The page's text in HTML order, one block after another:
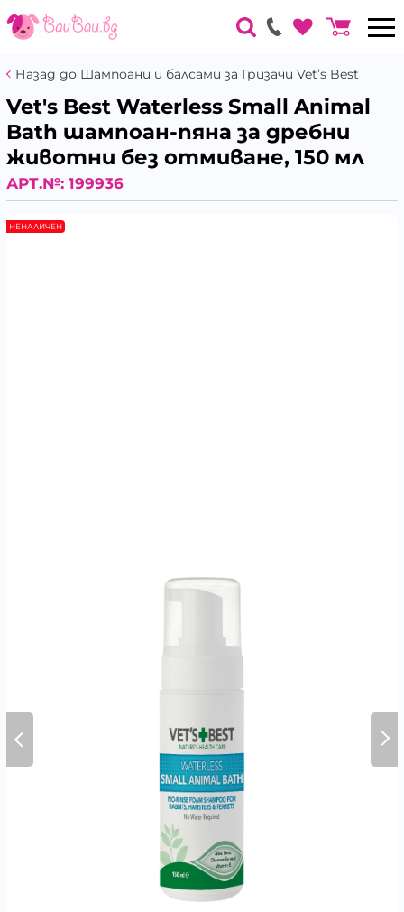
Назад до Шампоани и балсами за Гризачи Vet’s Best
Vet's Best Waterless Small Animal
Bath шампоан-пяна за дребни
животни без отмиване, 150 мл
АРТ.№: 199936
НЕНАЛИЧЕН